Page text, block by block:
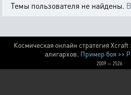
Темы пользователя не найдены.
Космическая онлайн стратегия Xcraft
алигархов. Пример боя >>
2009 — 2526